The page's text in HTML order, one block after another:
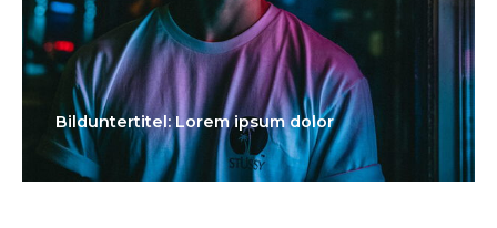
Bilduntertitel: Lorem ipsum dolor